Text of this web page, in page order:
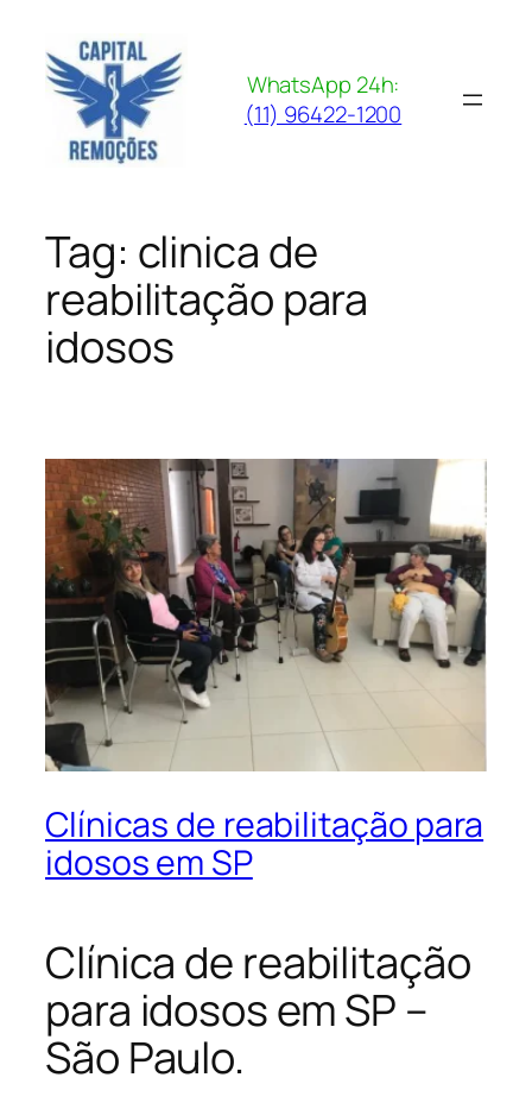
para
conteúdo
WhatsApp 24h:
(11) 96422-1200
Tag: clinica de
reabilitação para
idosos
Clínicas de reabilitação para
idosos em SP
Clínica de reabilitação
para idosos em SP –
São Paulo.